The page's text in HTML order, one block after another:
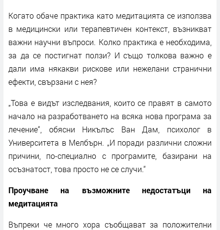
Когато обаче практика като медитацията се използва
в медицински или терапевтичен контекст, възникват
важни научни въпроси. Колко практика е необходима,
за да се постигнат ползи? И също толкова важно е
дали има някакви рискове или нежелани странични
ефекти, свързани с нея?
„Това е видът изследвания, които се правят в самото
начало на разработването на всяка нова програма за
лечение“, обясни Никълъс Ван Дам, психолог в
Университета в Мелбърн. „И поради различни сложни
причини, по-специално с програмите, базирани на
осъзнатост, това просто не се случи.“
Проучване на възможните недостатъци на
медитацията
Въпреки че много хора съобщават за положителни